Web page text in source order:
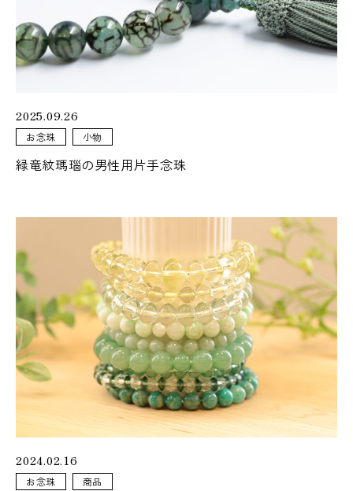
おぶつだんの佐倉が運営するオンラインストア「佐倉幸保商
店」
仏壇・仏具
暮らしになじむ、
シンプルなお仏壇
073-425-5555
営業時間 9:00 - 18:00
2025.09.26
お念珠 小物
緑竜紋瑪瑙の男性用片手念珠
2024.02.16
お念珠 商品